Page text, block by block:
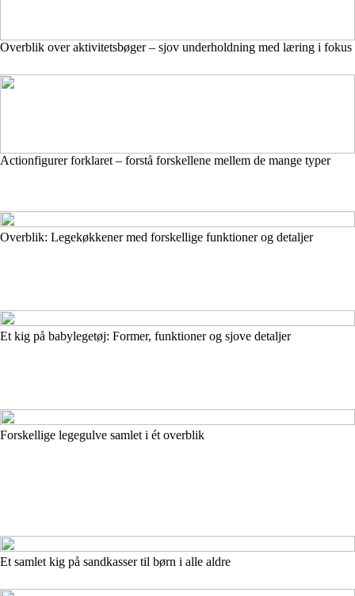
Overblik over aktivitetsbøger – sjov underholdning med læring i fokus
Actionfigurer forklaret – forstå forskellene mellem de mange typer
Overblik: Legekøkkener med forskellige funktioner og detaljer
Et kig på babylegetøj: Former, funktioner og sjove detaljer
Forskellige legegulve samlet i ét overblik
Et samlet kig på sandkasser til børn i alle aldre